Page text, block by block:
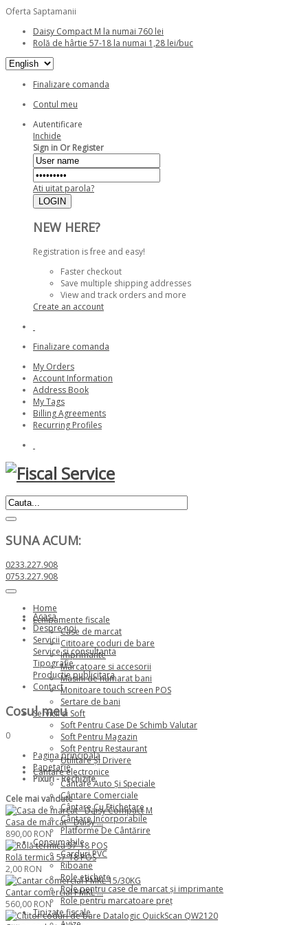
Oferta Saptamanii
Daisy Compact M la numai 760 lei
Rolă de hârtie 57-18 la numai 1,28 lei/buc
Finalizare comanda
Contul meu
Autentificare
Inchide
Sign in Or Register
Ati uitat parola?
NEW HERE?
Registration is free and easy!
Faster checkout
Save multiple shipping addresses
View and track orders and more
Create an account
Finalizare comanda
My Orders
Account Information
Address Book
My Tags
Billing Agreements
Recurring Profiles
SUNA ACUM:
0233.227.908
0753.227.908
Home
Echipamente fiscale
Case de marcat
Cititoare coduri de bare
Imprimante
Marcatoare si accesorii
Masini de numarat bani
Monitoare touch screen POS
Sertare de bani
Servicii si Soft
Soft Pentru Case De Schimb Valutar
Soft Pentru Magazin
Soft Pentru Restaurant
Utilitare Şi Drivere
Cantare electronice
Cântare Auto Şi Speciale
Cântare Comerciale
Cântare Cu Etichetare
Cântare Încorporabile
Platforme De Cântărire
Consumabile
Carduri PVC
Riboane
Role etichete
Role pentru case de marcat şi imprimante
Role pentru marcatoare preţ
Tipizate fiscale
Acasa
Despre noi
Servicii
Service si consultanta
Tipografie
Productie publicitara
Contact
Cosul meu
0
Pagina principala
Papetarie
Pixuri - Rechizite
Cele mai vandute
Casa de marcat - Daisy ...
890,00 RON
Rolă termica 57-18 POS
2,00 RON
Cantar comercial PMKL ...
560,00 RON